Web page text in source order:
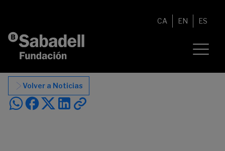
CA EN ES
Volver a Noticias